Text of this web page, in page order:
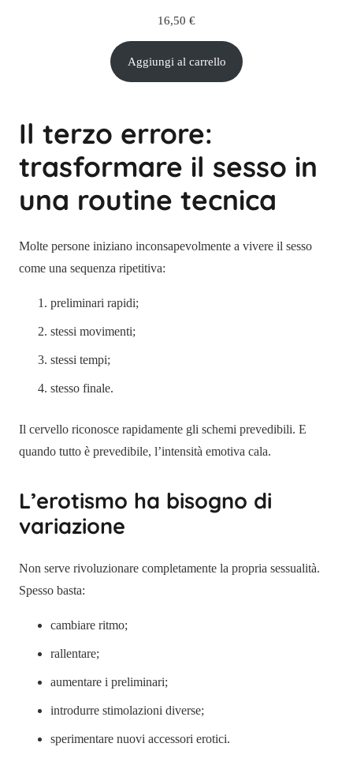
16,50 €
Aggiungi al carrello
Il terzo errore:
trasformare il sesso in
una routine tecnica
Molte persone iniziano inconsapevolmente a vivere il sesso
come una sequenza ripetitiva:
preliminari rapidi;
stessi movimenti;
stessi tempi;
stesso finale.
Il cervello riconosce rapidamente gli schemi prevedibili. E
quando tutto è prevedibile, l’intensità emotiva cala.
L’erotismo ha bisogno di
variazione
Non serve rivoluzionare completamente la propria sessualità.
Spesso basta:
cambiare ritmo;
rallentare;
aumentare i preliminari;
introdurre stimolazioni diverse;
sperimentare nuovi accessori erotici.